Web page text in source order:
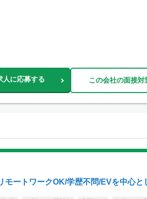
人に応募する この会社の面接対
モートワークOK/学歴不問/EVを中心と